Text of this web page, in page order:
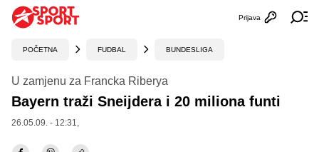
Otvori
Prijava
POČETNA FUDBAL BUNDESLIGA
U zamjenu za Francka Riberya
Bayern traži Sneijdera i 20 miliona funti
26.05.09. - 12:31,